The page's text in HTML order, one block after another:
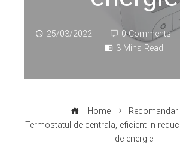
25/03/2022 0 Comments
3 Mins Read
Home
Recomandari
Termostatul de centrala, eficient in
de energie